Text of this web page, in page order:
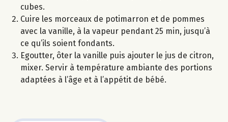
cubes.
Cuire les morceaux de potimarron et de pommes
avec la vanille, à la vapeur pendant 25 min, jusqu’à
ce qu’ils soient fondants.
Egoutter, ôter la vanille puis ajouter le jus de citron,
mixer. Servir à température ambiante des portions
adaptées à l’âge et à l’appétit de bébé.